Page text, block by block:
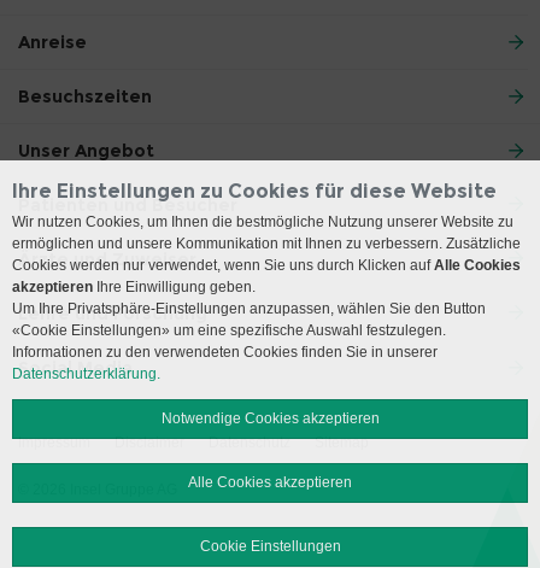
Anreise
Besuchszeiten
Unser Angebot
Patienten und Besucher
Ärzte und Zuweiser
Lehre und Forschung
Social Media
Impressum Disclaimer Datenschutz Sitemap
Ihre Einstellungen zu Cookies für diese Website
Wir nutzen Cookies, um Ihnen die bestmögliche Nutzung unserer Website zu
ermöglichen und unsere Kommunikation mit Ihnen zu verbessern. Zusätzliche
Cookies werden nur verwendet, wenn Sie uns durch Klicken aufAlle Cookies
akzeptieren Ihre Einwilligung geben.
Um Ihre Privatsphäre-Einstellungen anzupassen, wählen Sie den Button
«Cookie Einstellungen» um eine spezifische Auswahl festzulegen.
Informationen zu den verwendeten Cookies finden Sie in unserer
Datenschutzerklärung.
Notwendige Cookies akzeptieren
Alle Cookies akzeptieren
Cookie Einstellungen